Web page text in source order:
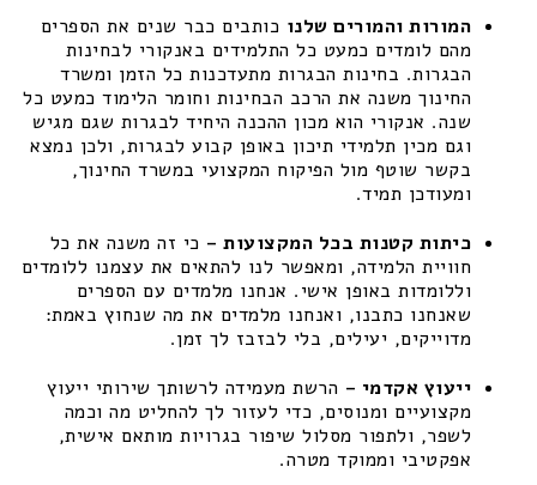
המורות והמורים שלנו כותבים כבר שנים את הספרים
מהם לומדים כמעט כל התלמידים באנקורי לבחינות
הבגרות. בחינות הבגרות מתעדכנות כל הזמן ומשרד
החינוך משנה את הרכב הבחינות וחומר הלימוד כמעט כל
שנה. אנקורי הוא מכון ההכנה היחיד לבגרות שגם מגיש
וגם מכין תלמידי תיכון באופן קבוע לבגרות, ולכן נמצא
בקשר שוטף מול הפיקוח המקצועי במשרד החינוך,
ומעודכן תמיד.
כיתות קטנות בכל המקצועות – כי זה משנה את כל
חוויית הלמידה, ומאפשר לנו להתאים את עצמנו ללומדים
וללומדות באופן אישי. אנחנו מלמדים עם הספרים
שאנחנו כתבנו, ואנחנו מלמדים את מה שנחוץ באמת:
מדוייקים, יעילים, בלי לבזבז לך זמן.
ייעוץ אקדמי – הרשת מעמידה לרשותך שירותי ייעוץ
מקצועיים ומנוסים, כדי לעזור לך להחליט מה וכמה
לשפר, ולתפור מסלול שיפור בגרויות מותאם אישית,
אפקטיבי וממוקד מטרה.